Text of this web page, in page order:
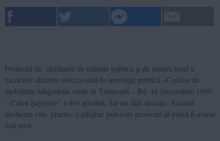
Proiectul de „declarare de utilitate publică și de interes local a
lucrărilor aferente obiectivului de investiție publică «Coridor de
mobilitate Magistrala verde în Timișoara – Bd. 16 Decembrie 1989
– Calea Șagului»” a fost aprobat, dar nu fără discuții. Această
declarare este, practic, o pârghie prin care proiectul ar putea fi avizat
mai ușor.